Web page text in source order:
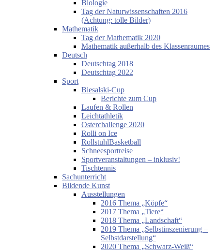
Biologie
Tag der Naturwissenschaften 2016
(Achtung: tolle Bilder)
Mathematik
Tag der Mathematik 2020
Mathematik außerhalb des Klassenraumes
Deutsch
Deutschtag 2018
Deutschtag 2022
Sport
Biesalski-Cup
Berichte zum Cup
Laufen & Rollen
Leichtathletik
Osterchallenge 2020
Rolli on Ice
RollstuhlBasketball
Schneesportreise
Sportveranstaltungen – inklusiv!
Tischtennis
Sachunterricht
Bildende Kunst
Ausstellungen
2016 Thema „Köpfe“
2017 Thema „Tiere“
2018 Thema „Landschaft“
2019 Thema „Selbstinszenierung –
Selbstdarstellung“
2020 Thema „Schwarz-Weiß“